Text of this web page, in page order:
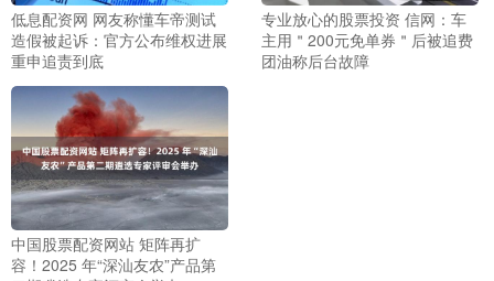
低息配资网 网友称懂车帝测试
造假被起诉：官方公布维权进展
重申追责到底
专业放心的股票投资 信网：车
主用＂200元免单券＂后被追费
团油称后台故障
中国股票配资网站 矩阵再扩
容！2025 年“深汕友农”产品第